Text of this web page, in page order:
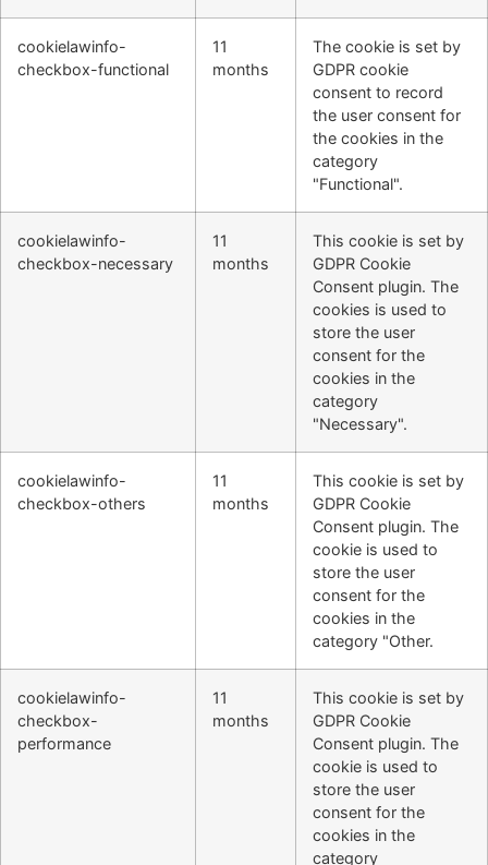
cookielawinfo-
checkbox-functional
11
months
The cookie is set by
GDPR cookie
consent to record
the user consent for
the cookies in the
category
"Functional".
cookielawinfo-
checkbox-necessary
11
months
This cookie is set by
GDPR Cookie
Consent plugin. The
cookies is used to
store the user
consent for the
cookies in the
category
"Necessary".
cookielawinfo-
checkbox-others
11
months
This cookie is set by
GDPR Cookie
Consent plugin. The
cookie is used to
store the user
consent for the
cookies in the
category "Other.
cookielawinfo-
checkbox-
performance
11
months
This cookie is set by
GDPR Cookie
Consent plugin. The
cookie is used to
store the user
consent for the
cookies in the
category